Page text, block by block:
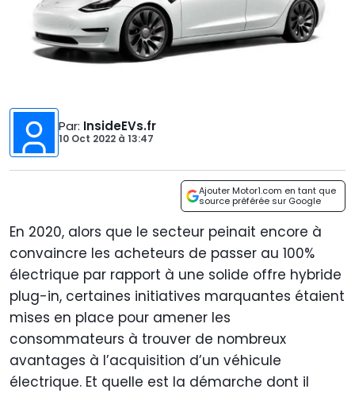
Par: InsideEVs.fr
10 Oct 2022 à 13:47
Ajouter Motor1.com en tant que
source préférée sur Google
En 2020, alors que le secteur peinait encore à
convaincre les acheteurs de passer au 100%
électrique par rapport à une solide offre hybride
plug-in, certaines initiatives marquantes étaient
mises en place pour amener les
consommateurs à trouver de nombreux
avantages à l’acquisition d’un véhicule
électrique. Et quelle est la démarche dont il